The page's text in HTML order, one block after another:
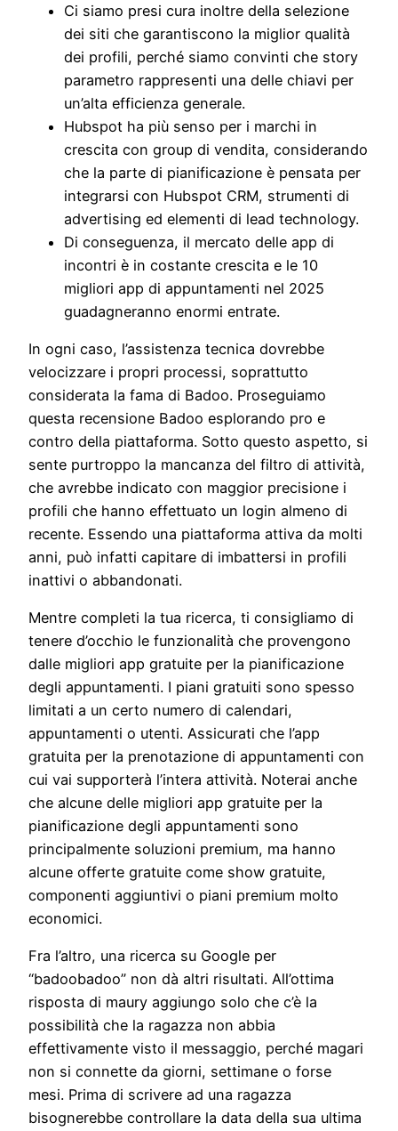
Ci siamo presi cura inoltre della selezione
dei siti che garantiscono la miglior qualità
dei profili, perché siamo convinti che story
parametro rappresenti una delle chiavi per
un’alta efficienza generale.
Hubspot ha più senso per i marchi in
crescita con group di vendita, considerando
che la parte di pianificazione è pensata per
integrarsi con Hubspot CRM, strumenti di
advertising ed elementi di lead technology.
Di conseguenza, il mercato delle app di
incontri è in costante crescita e le 10
migliori app di appuntamenti nel 2025
guadagneranno enormi entrate.
In ogni caso, l’assistenza tecnica dovrebbe
velocizzare i propri processi, soprattutto
considerata la fama di Badoo. Proseguiamo
questa recensione Badoo esplorando pro e
contro della piattaforma. Sotto questo aspetto, si
sente purtroppo la mancanza del filtro di attività,
che avrebbe indicato con maggior precisione i
profili che hanno effettuato un login almeno di
recente. Essendo una piattaforma attiva da molti
anni, può infatti capitare di imbattersi in profili
inattivi o abbandonati.
Mentre completi la tua ricerca, ti consigliamo di
tenere d’occhio le funzionalità che provengono
dalle migliori app gratuite per la pianificazione
degli appuntamenti. I piani gratuiti sono spesso
limitati a un certo numero di calendari,
appuntamenti o utenti. Assicurati che l’app
gratuita per la prenotazione di appuntamenti con
cui vai supporterà l’intera attività. Noterai anche
che alcune delle migliori app gratuite per la
pianificazione degli appuntamenti sono
principalmente soluzioni premium, ma hanno
alcune offerte gratuite come show gratuite,
componenti aggiuntivi o piani premium molto
economici.
Fra l’altro, una ricerca su Google per
“badoobadoo” non dà altri risultati. All’ottima
risposta di maury aggiungo solo che c’è la
possibilità che la ragazza non abbia
effettivamente visto il messaggio, perché magari
non si connette da giorni, settimane o forse
mesi. Prima di scrivere ad una ragazza
bisognerebbe controllare la data della sua ultima